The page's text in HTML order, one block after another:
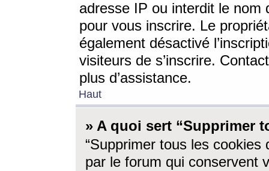
adresse IP ou interdit le nom
pour vous inscrire. Le
également désactivé
visiteurs de s’inscrire.
plus d’assistance.
Haut
» A quoi sert “Supprimer
“Supprimer tous les cookies
par le forum qui conservent